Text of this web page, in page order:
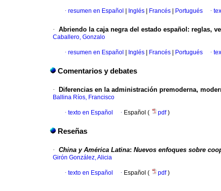
· resumen en Español Inglés Francés Portugués ·
· Abriendo la caja negra del estado español : reglas,
Caballero, Gonzalo
· resumen en Español Inglés Francés Portugués ·
Comentarios y debates
· Diferencias en la administración premoderna,
Ballina Ríos, Francisco
· texto en Español · Español ( pdf)
Reseñas
· China y América Latina: Nuevos enfoques sobre
Girón González, Alicia
· texto en Español · Español ( pdf)